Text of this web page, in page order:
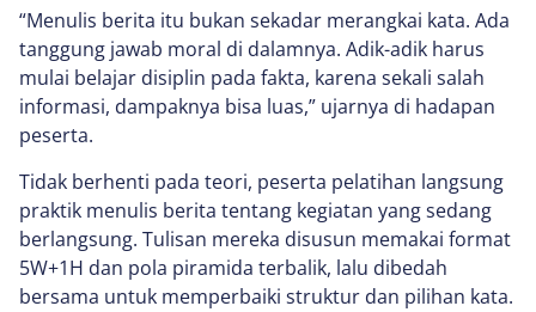
“Menulis berita itu bukan sekadar merangkai kata. Ada
tanggung jawab moral di dalamnya. Adik-adik harus
mulai belajar disiplin pada fakta, karena sekali salah
informasi, dampaknya bisa luas,” ujarnya di hadapan
peserta.
Tidak berhenti pada teori, peserta pelatihan langsung
praktik menulis berita tentang kegiatan yang sedang
berlangsung. Tulisan mereka disusun memakai format
5W+1H dan pola piramida terbalik, lalu dibedah
bersama untuk memperbaiki struktur dan pilihan kata.